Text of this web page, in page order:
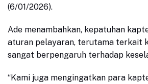
(6/01/2026).
Ade menambahkan, kepatuhan
aturan pelayaran, terutama terkait
sangat berpengaruh terhadap
“Kami juga mengingatkan para